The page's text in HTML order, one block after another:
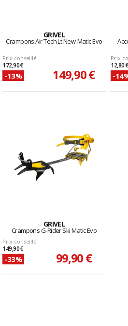
GRIVEL
Crampons Air Tech Lt New-Matic Evo
Prix conseillé
172,90 €
-13% 149,90 €
Prix
12,80
-
GRIVEL
Crampons G-Rider Ski Matic Evo
Prix conseillé
149,90 €
-33% 99,90 €